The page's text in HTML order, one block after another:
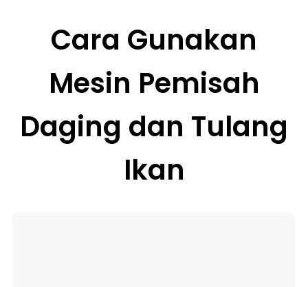
Cara Gunakan
Mesin Pemisah
Daging dan Tulang
Ikan